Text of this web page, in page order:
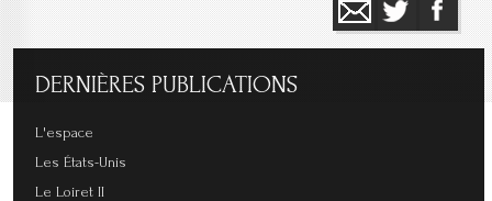
DERNIÈRES PUBLICATIONS
L'espace
Les États-Unis
Le Loiret II